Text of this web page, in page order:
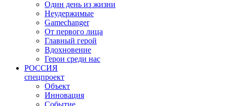
Один день из жизни
Неудержимые
Gamechanger
От первого лица
Главный герой
Вдохновение
Герои среди нас
РОССИЯ
спецпроект
Объект
Инновация
Событие